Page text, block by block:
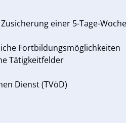
einer 5-Tage-
Fortbildungsmöglichkeiten
Tätigkeitfelder
Dienst (TVöD)